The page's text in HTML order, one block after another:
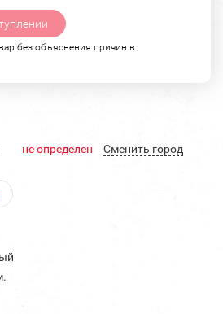
без объяснения причин в
не определен Cменить город